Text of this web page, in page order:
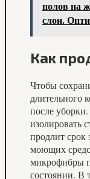
полов на
слои.
Как
Чтобы
длительного
после
изолировать
продлит срок
моющих
микрофибры
состоянии. В